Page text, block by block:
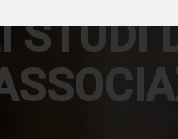
STUDI